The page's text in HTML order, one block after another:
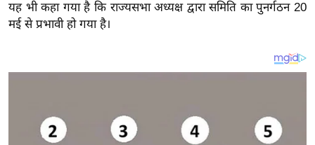
ब
ज
खे
यह भी कहा गया है कि राज्यसभा अध्यक्ष द्वारा समिति का पुनर्गठन 20
मई से प्रभावी हो गया है।